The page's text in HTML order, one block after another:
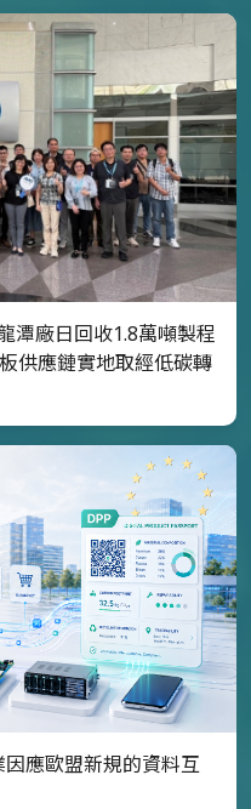
潭廠日回收1.8萬噸製程
供應鏈實地取經低碳轉
應歐盟新規的資料互